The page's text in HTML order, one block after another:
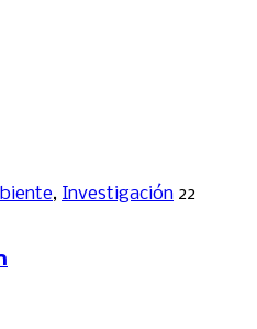
, Investigación 22